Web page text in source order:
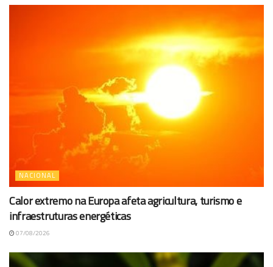
NACIONAL
Calor extremo na Europa afeta agricultura, turismo e
infraestruturas energéticas
07/08/2026